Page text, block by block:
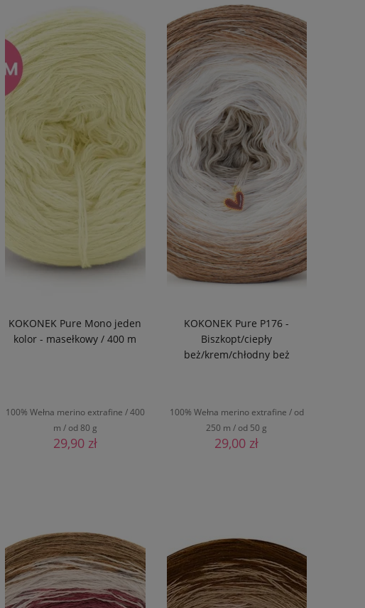
odcienie czerwieni
odcienie fioletu
(9)
odcienie niebieskiego
(14)
odcienie różu (10)
odcienie szarości i
(8)
odcienie zieleni(15)
więcej
Promocja
tak(1)
nie (168)
KOKONEK Pure Mono jeden
kolor - masełkowy / 400 m
100% Wełna merino extrafine / 400
m / od 80 g
29,90 zł
KOKONEK Pure P176 -
Biszkopt/ciepły
beż/krem/chłodny beż
100% Wełna merino extrafine / od
250 m / od 50 g
29,00 zł